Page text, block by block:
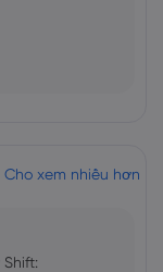
Cho xem nhiều hơn
Shift: